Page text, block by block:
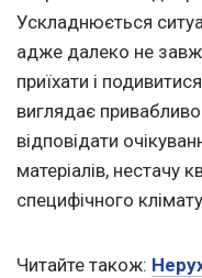
Ускладнюється
адже далеко не
приїхати і
виглядає
відповідати
матеріалів, нестачу
специфічного
Читайте також: